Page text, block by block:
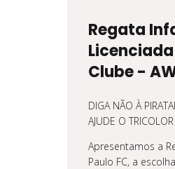
Regata
Clube -
DIGA NÃO À
AJUDE O
Apresentamos a
Paulo FC, a